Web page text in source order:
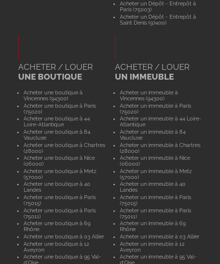
Acheter un Dépôt - Entrepôt à
Paris (75003)
Acheter un Dépôt - Entrepôt à
Saint Denis (97400)
ACHETER / LOUER
UNE BOUTIQUE
Acheter une boutique à
Vincennes (94300)
Acheter une boutique à Paris
(75020)
Acheter une boutique à 44
Loire-Atlantique
Acheter une boutique à 84
Vaucluse
Acheter une boutique à Chartres
(28000)
Acheter une boutique à Nice
(06000)
Acheter une boutique à Metz
(57000)
Acheter une boutique à 40
Landes
Acheter une boutique à Paris
(75015)
Acheter une boutique à Paris
(75011)
Acheter une boutique à 69
Rhône
Acheter une boutique à 03 Allier
Acheter une boutique à 12
Aveyron
Acheter une boutique à 95 Val-
d'Oise
ACHETER / LOUER
UN IMMEUBLE
Acheter un immeuble à
Vincennes (94300)
Acheter un immeuble à Paris
(75020)
Acheter un immeuble à 44 Loire-
Atlantique
Acheter un immeuble à 84
Vaucluse
Acheter un immeuble à Chartres
(28000)
Acheter un immeuble à Nice
(06000)
Acheter un immeuble à Metz
(57000)
Acheter un immeuble à 40
Landes
Acheter un immeuble à Paris
(75015)
Acheter un immeuble à Paris
(75011)
Acheter un immeuble à 69
Rhône
Acheter un immeuble à 03 Allier
Acheter un immeuble à 12
Aveyron
Acheter un immeuble à 95 Val-
d'Oise